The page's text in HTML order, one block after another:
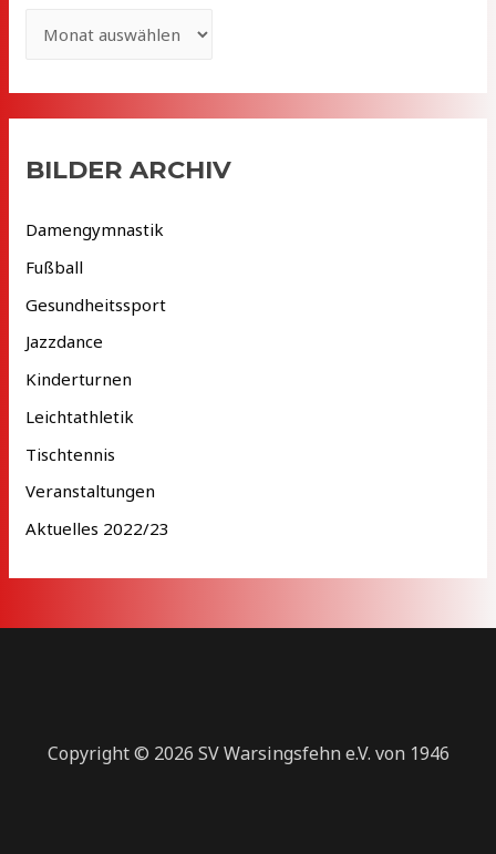
c
h
iBILDER ARCHIV
Damengymnastik
Fußball
Gesundheitssport
Jazzdance
Kinderturnen
Leichtathletik
Tischtennis
Veranstaltungen
Aktuelles 2022/23
Copyright © 2026 SV Warsingsfehn e.V. von 1946